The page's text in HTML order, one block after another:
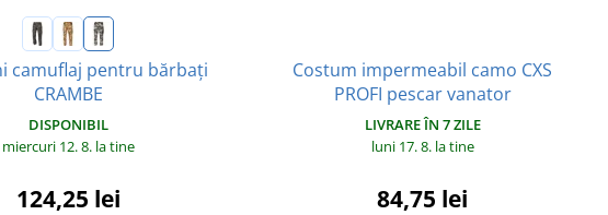
camuflaj pentru bărbați
CRAMBE
DISPONIBIL
miercuri 12. 8. la tine
124,25 lei
Costum impermeabil camo CXS
PROFI pescar vanator
LIVRARE ÎN 7 ZILE
luni 17. 8. la tine
84,75 lei